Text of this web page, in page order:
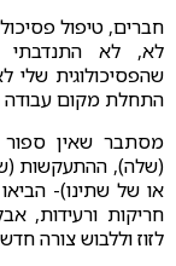
חברים, טיפול
לא, לא התנדבתי
שהפסיכולוגית
התחלת מקום
מסתבר שאין ספור
(שלה), ההתעקשות
או של שתינו)-
חריקות ורעידות,
לזוז וללבוש צורה